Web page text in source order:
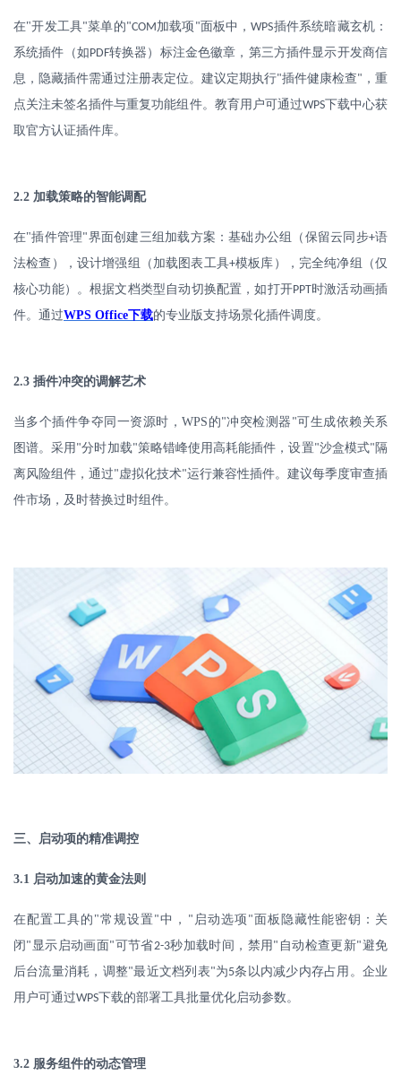
在"开发工具"菜单的"COM加载项 "面板中，WPS插件系统暗藏玄机：
系统插件（如PDF转换器）标注金色徽章，第三方插件显示开发商信
息，隐藏插件需通过注册表定位。建议定期执行"插件健康检查" ，重
点关注未签名插件与重复功能组件。教育用户可通过WPS下载中心获
取官方认证插件库。
2.2 加载策略的智能调配
在"插件管理"界面创建三组加载方案：基础办公组（保留云同步+语
法检查），设计增强组（加载图表工具+模板库），完全纯净组（仅
核心功能）。根据文档类型自动切换配置，如打开PPT时激活动画插
件。 通过WPS Office下载的专业版支持场景化插件调度。
2.3 插件冲突的调解艺术
当多个插件争夺同一资源时，WPS 的"冲突检测器 "可生成依赖关系
图谱。采用 "分时加载"策略错峰使用高耗能插件，设置"沙盒模式" 隔
离风险组件，通过" 虚拟化技术"运行兼容性插件。建议每季度审查插
件市场，及时替换过时组件。
三、启动项的精准调控
3.1 启动加速的黄金法则
在配置工具的 "常规设置"中， " 启动选项 " 面板隐藏性能密钥：关
闭 " 显示启动画面"可节省2-3秒加载时间，禁用 " 自动检查更新"避免
后台流量消耗，调整"最近文档列表"为5条以内减少内存占用。企业
用户可通过WPS下载的部署工具批量优化启动参数。
3.2 服务组件的动态管理